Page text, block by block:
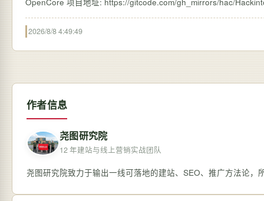
2026/8/8 4:49:49
作者信息
尧图研究院
12 年建站与线上营销实战团队
尧图研究院致力于输出一线可落地的建站、SEO、推广方法论，